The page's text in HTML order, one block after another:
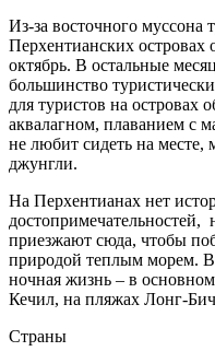
Из-за восточного муссона
Перхентианских островах
октябрь. В остальные
большинство
для туристов на
аквалагном, плаванием с
не любит сидеть на месте,
джунгли.
На Перхентианах нет
достопримечательностей,
приезжают сюда, чтобы
природой теплым морем.
ночная жизнь – в
Кечил, на пляжах Лонг-
Страны